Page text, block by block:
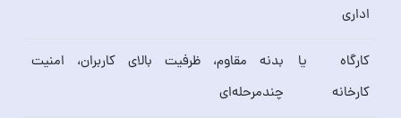
اداری
کارگاه یا
کارخانه
بدنه مقاوم، ظرفیت بالای کاربران، امنیت
چندمرحله‌ای